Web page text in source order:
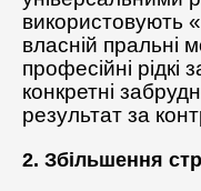
використовують
власній пральні
професійні рідкі
конкретні
результат за
2. Збільшення